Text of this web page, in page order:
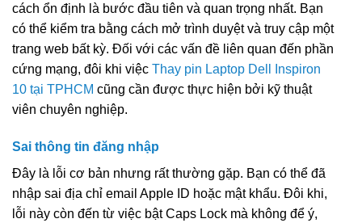
cách ổn định là bước đầu tiên và quan trọng nhất. Bạn
có thể kiểm tra bằng cách mở trình duyệt và truy cập một
trang web bất kỳ. Đối với các vấn đề liên quan đến phần
cứng mạng, đôi khi việc Thay pin Laptop Dell Inspiron
10 tại TPHCM cũng cần được thực hiện bởi kỹ thuật
viên chuyên nghiệp.
Sai thông tin đăng nhập
Đây là lỗi cơ bản nhưng rất thường gặp. Bạn có thể đã
nhập sai địa chỉ email Apple ID hoặc mật khẩu. Đôi khi,
lỗi này còn đến từ việc bật Caps Lock mà không để ý,